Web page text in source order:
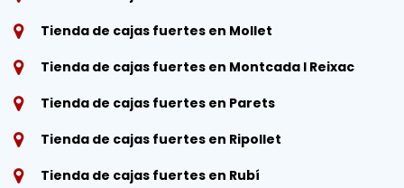
Tienda de cajas fuertes en Mollet
Tienda de cajas fuertes en Montcada I Reixac
Tienda de cajas fuertes en Parets
Tienda de cajas fuertes en Ripollet
Tienda de cajas fuertes en Rubí